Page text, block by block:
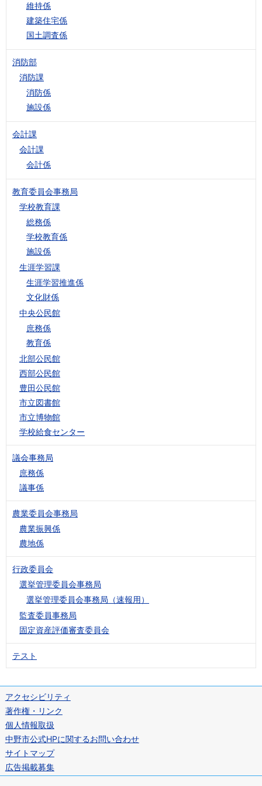
維持係
建築住宅係
国土調査係
消防部
消防課
消防係
施設係
会計課
会計課
会計係
教育委員会事務局
学校教育課
総務係
学校教育係
施設係
生涯学習課
生涯学習推進係
文化財係
中央公民館
庶務係
教育係
北部公民館
西部公民館
豊田公民館
市立図書館
市立博物館
学校給食センター
議会事務局
庶務係
議事係
農業委員会事務局
農業振興係
農地係
行政委員会
選挙管理委員会事務局
選挙管理委員会事務局（速報用）
監査委員事務局
固定資産評価審査委員会
テスト
アクセシビリティ
著作権・リンク
個人情報取扱
中野市公式HPに関するお問い合わせ
サイトマップ
広告掲載募集